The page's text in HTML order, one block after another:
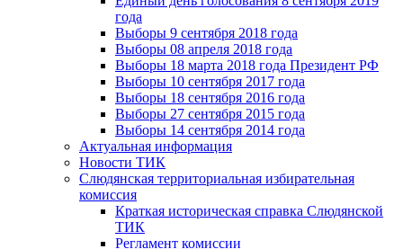
года
Выборы 9 сентября 2018 года
Выборы 08 апреля 2018 года
Выборы 18 марта 2018 года Президент РФ
Выборы 10 сентября 2017 года
Выборы 18 сентября 2016 года
Выборы 27 сентября 2015 года
Выборы 14 сентября 2014 года
Актуальная информация
Новости ТИК
Слюдянская территориальная избирательная
комиссия
Краткая историческая справка Слюдянской
ТИК
Регламент комиссии